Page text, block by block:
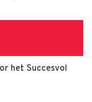
het Succesvol